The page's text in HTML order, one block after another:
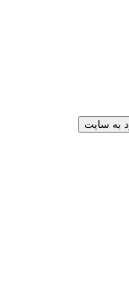
به سایت